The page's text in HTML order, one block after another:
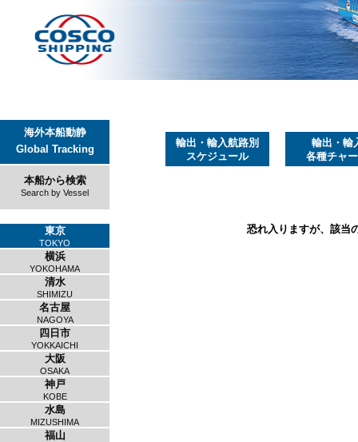
海外本船動静
Global Tracking
本船から検索
Search by Vessel
東京
TOKYO
横浜
YOKOHAMA
清水
SHIMIZU
名古屋
NAGOYA
四日市
YOKKAICHI
大阪
OSAKA
神戸
KOBE
水島
MIZUSHIMA
福山
輸出・輸入航路別
スケジュール
輸出・輸
各種チャ
恐れ入りますが、該当